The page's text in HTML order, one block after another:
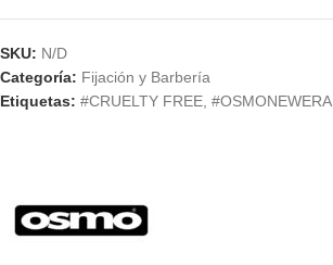
SKU: N/D
Categoría: Fijación y Barbería
Etiquetas: #CRUELTY FREE, #OSMONEWERA